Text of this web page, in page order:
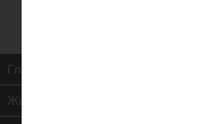
Главная
Жилищная инспекция